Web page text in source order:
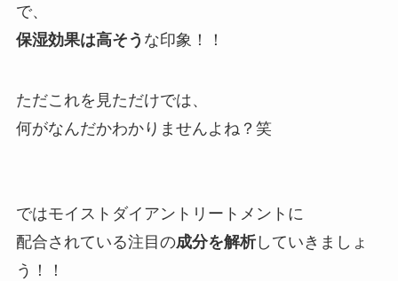
で、
保湿効果は高そう な印象！！
ただこれを見ただけでは、
何がなんだかわかりませんよね？笑
ではモイストダイアントリートメントに
配合されている注目の成分を解析していきましょ
う！！